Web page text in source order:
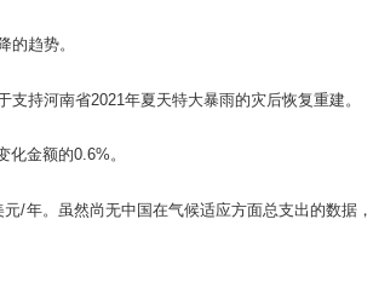
趋势。
持河南省2021年夏天特大暴雨的灾后恢复重建。
金额的0.6%。
/年。虽然尚无中国在气候适应方面总支出的数据